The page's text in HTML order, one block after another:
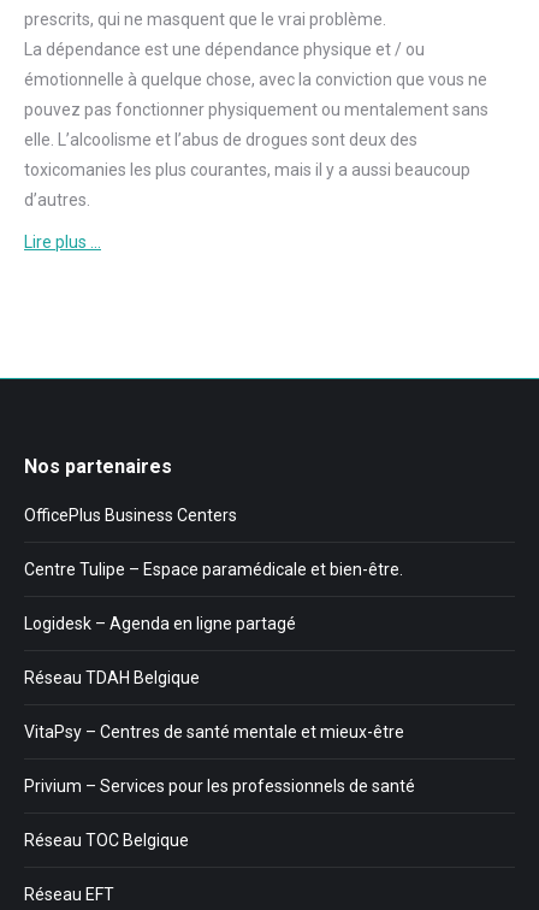
prescrits, qui ne masquent que le vrai problème.
La dépendance est une dépendance physique et / ou
émotionnelle à quelque chose, avec la conviction que vous ne
pouvez pas fonctionner physiquement ou mentalement sans
elle. L’alcoolisme et l’abus de drogues sont deux des
toxicomanies les plus courantes, mais il y a aussi beaucoup
d’autres.
Lire plus …
Nos partenaires
OfficePlus Business Centers
Centre Tulipe – Espace paramédicale et bien-être.
Logidesk – Agenda en ligne partagé
Réseau TDAH Belgique
VitaPsy – Centres de santé mentale et mieux-être
Privium – Services pour les professionnels de santé
Réseau TOC Belgique
Réseau EFT